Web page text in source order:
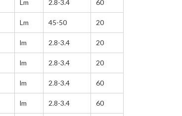
Lm 2.8-3.4 60
Lm 45-50 20
lm 2.8-3.4 20
lm 2.8-3.4 20
lm 2.8-3.4 60
lm 2.8-3.4 60